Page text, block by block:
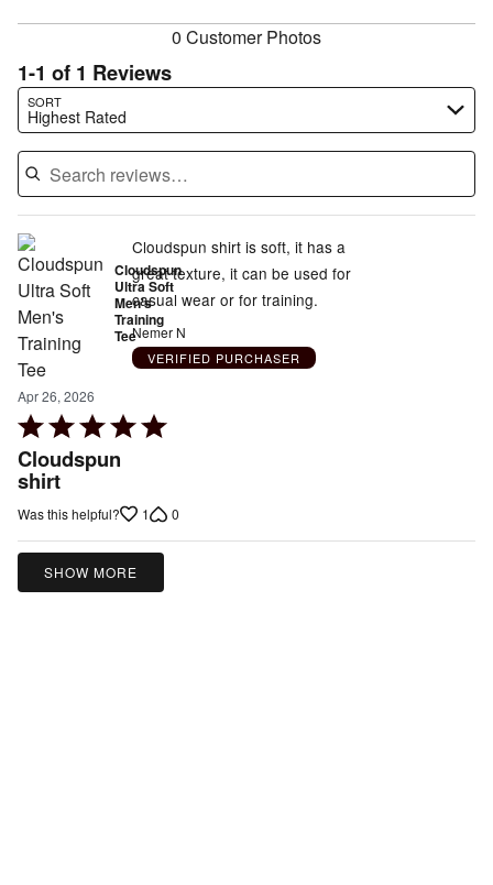
0 Customer Photos
1-1 of 1 Reviews
SORT
Highest Rated
Search reviews…
Cloudspun
Ultra Soft
Men's
Training
Tee
Apr 26, 2026
Rated
5
out
Cloudspun
shirt
Cloudspun shirt is soft, it has a
great texture, it can be used for
casual wear or for training.
Nemer N
VERIFIED PURCHASER
Was this helpful? 1 0
SHOW MORE